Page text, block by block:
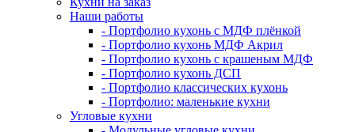
Наши работы
- Портфолио кухонь с МДФ плёнкой
- Портфолио кухонь МДФ Акрил
- Портфолио кухонь с крашеным МДФ
- Портфолио кухонь ДСП
- Портфолио классических кухонь
- Портфолио: маленькие кухни
Угловые кухни